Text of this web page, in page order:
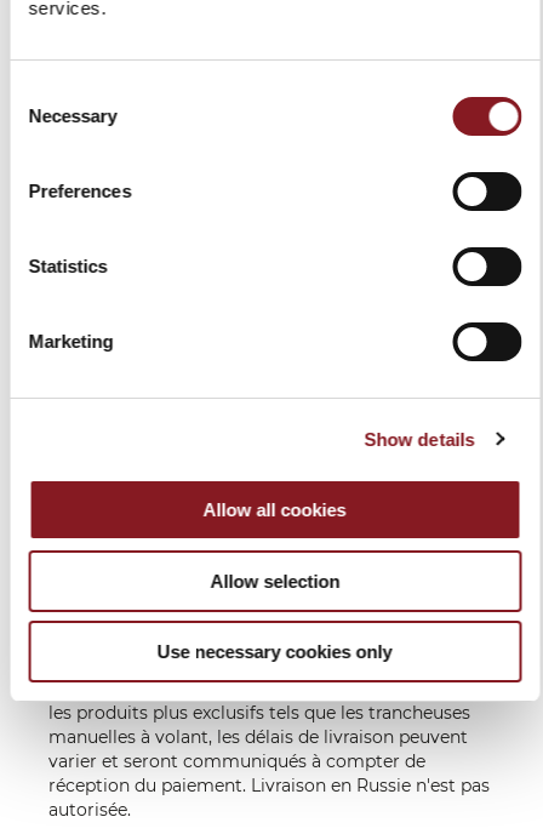
services.
Selection
Necessary
Preferences
Statistics
Marketing
Show details
Allow all cookies
Allow selection
Use necessary cookies only
Livraison en 6 - 10 jours
Livraison en 6-10 jours ouvrables à compter de la
réception du paiement.
trancheuses manuelles à volant, les délais de
européens, pour des commandes de plus de 150,00
euros. Pour toutes les commandes dont le montant
charge du client.
** Les livraisons se font au cours des jours ouvrés, du
lundi au vendredi. Les jours fériés sont exclus. Pour
les produits plus exclusifs tels que les trancheuses
manuelles à volant, les délais de livraison peuvent
varier et seront communiqués à compter de
réception du paiement. Livraison en Russie n'est pas
autorisée.